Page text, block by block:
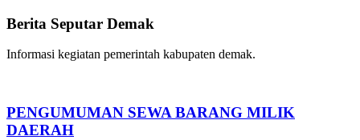
Berita Seputar Demak
Informasi kegiatan pemerintah kabupaten demak.
PENGUMUMAN SEWA BARANG MILIK
DAERAH